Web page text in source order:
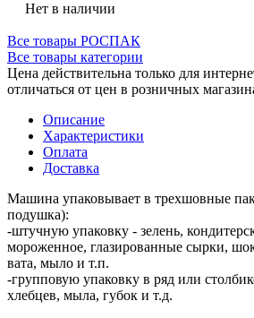
Нет в наличии
Все товары РОСПАК
Все товары категории
Цена действительна только для
отличаться от цен в розничных
Описание
Характеристики
Оплата
Доставка
Машина упаковывает в трехшовные
подушка):
-штучную упаковку - зелень,
мороженное, глазированные сырки,
вата, мыло и т.п.
-групповую упаковку в ряд или
хлебцев, мыла, губок и т.д.